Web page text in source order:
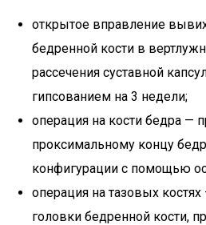
открытое вправление
бедренной кости в
рассечения суставной
гипсованием на 3 недели;
операция на кости бедра —
проксимальному концу
конфигурации с помощью
операция на тазовых
головки бедренной кости,